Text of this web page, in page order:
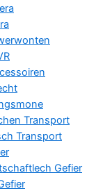
Transport
Transport
Gefier